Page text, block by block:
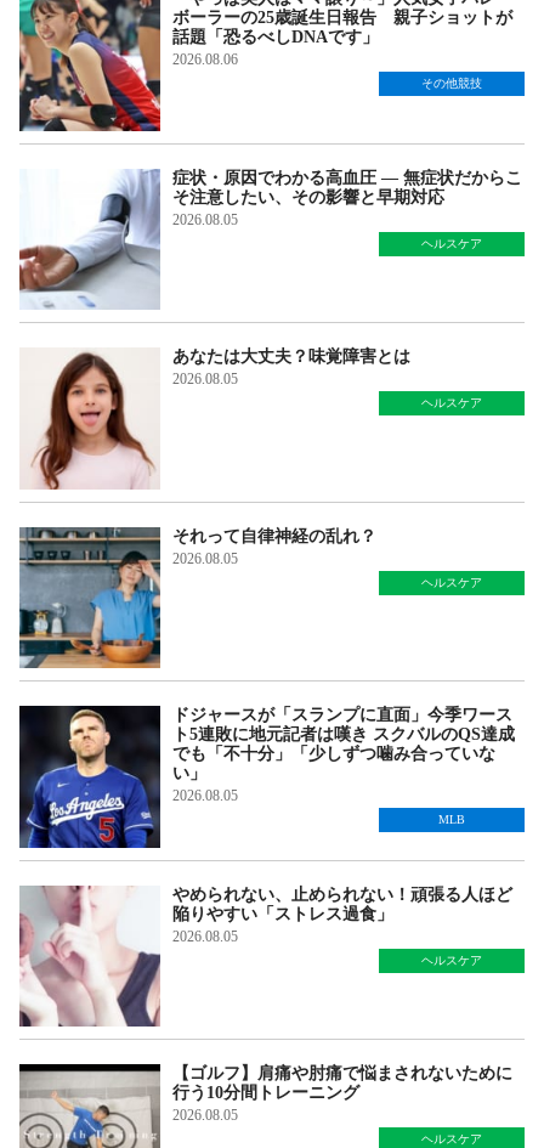
ボーラーの25歳誕生日報告 親子ショットが
話題「恐るべしDNAです」
2026.08.06
その他競技
症状・原因でわかる高血圧 — 無症状だからこ
そ注意したい、その影響と早期対応
2026.08.05
ヘルスケア
あなたは大丈夫？味覚障害とは
2026.08.05
ヘルスケア
それって自律神経の乱れ？
2026.08.05
ヘルスケア
ドジャースが「スランプに直面」今季ワース
ト5連敗に地元記者は嘆き スクバルのQS達成
でも「不十分」「少しずつ噛み合っていな
い」
2026.08.05
MLB
やめられない、止められない！頑張る人ほど
陥りやすい「ストレス過食」
2026.08.05
ヘルスケア
【ゴルフ】肩痛や肘痛で悩まされないために
行う10分間トレーニング
2026.08.05
ヘルスケア